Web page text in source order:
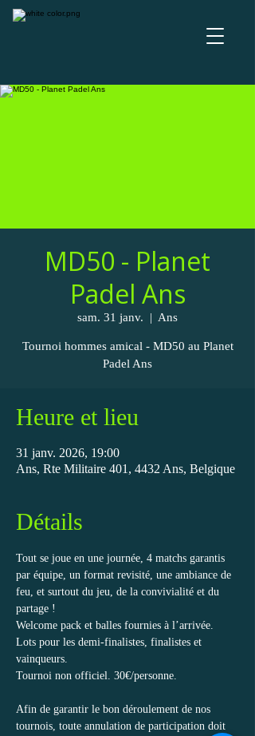
MD50 - Planet
Padel Ans
sam. 31 janv.
  |
Ans
Tournoi hommes amical - MD50 au Planet
Padel Ans
Heure et lieu
31 janv. 2026, 19:00
Ans, Rte Militaire 401, 4432 Ans, Belgique
Détails
Tout se joue en une journée, 4 matchs garantis
par équipe, un format revisité, une ambiance de
feu, et surtout du jeu, de la convivialité et du
partage !
Welcome pack et balles fournies à l’arrivée.
Lots pour les demi-finalistes, finalistes et
vainqueurs.
Tournoi non officiel. 30€/personne.
Afin de garantir le bon déroulement de nos
tournois, toute annulation de participation doit